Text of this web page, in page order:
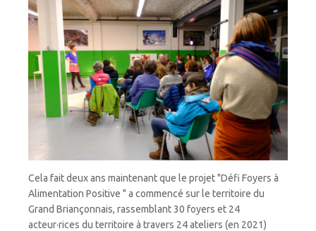
Cela fait deux ans maintenant que le projet "Défi Foyers à
Alimentation Positive " a commencé sur le territoire du
Grand Briançonnais, rassemblant 30 foyers et 24
acteur·rices du territoire à travers 24 ateliers (en 2021)